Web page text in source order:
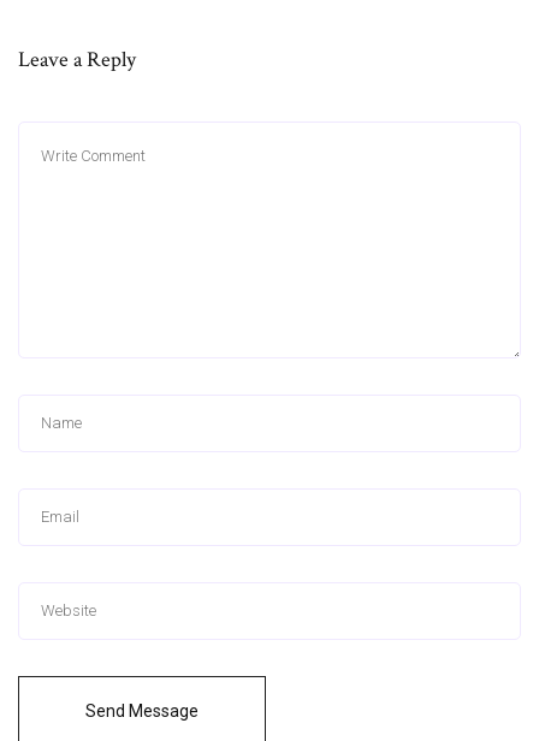
Leave a Reply
Send Message